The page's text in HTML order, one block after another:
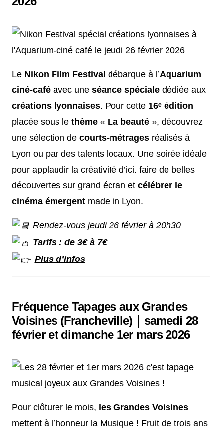
Le Nikon Film Festival débarque à l’Aquarium
ciné-café avec une séance spéciale dédiée aux
créations lyonnaises. Pour cette 16ᵉ édition
placée sous le thème « La beauté », découvrez
une sélection de courts-métrages réalisés à
Lyon ou par des talents locaux. Une soirée idéale
pour applaudir la créativité d’ici, faire de belles
découvertes sur grand écran et célébrer le
cinéma émergent made in Lyon.
Rendez-vous jeudi 26 février à 20h30
Tarifs : de 3€ à 7€
Plus d’infos
Fréquence Tapages aux Grandes
Voisines (Francheville)｜samedi 28
février et dimanche 1er mars 2026
Pour clôturer le mois, les Grandes Voisines
mettent à l’honneur la Musique ! Fruit de trois ans